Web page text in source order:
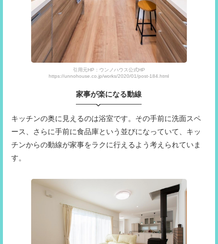
引用元HP：ウンノハウス公式HP
https://unnohouse.co.jp/works/2020/01/post-184.html
家事が楽になる動線
キッチンの奥に見えるのは浴室です。その手前に洗面スペ
ース、さらに手前に食品庫という並びになっていて、キッ
チンからの動線が家事をラクに行えるよう考えられていま
す。